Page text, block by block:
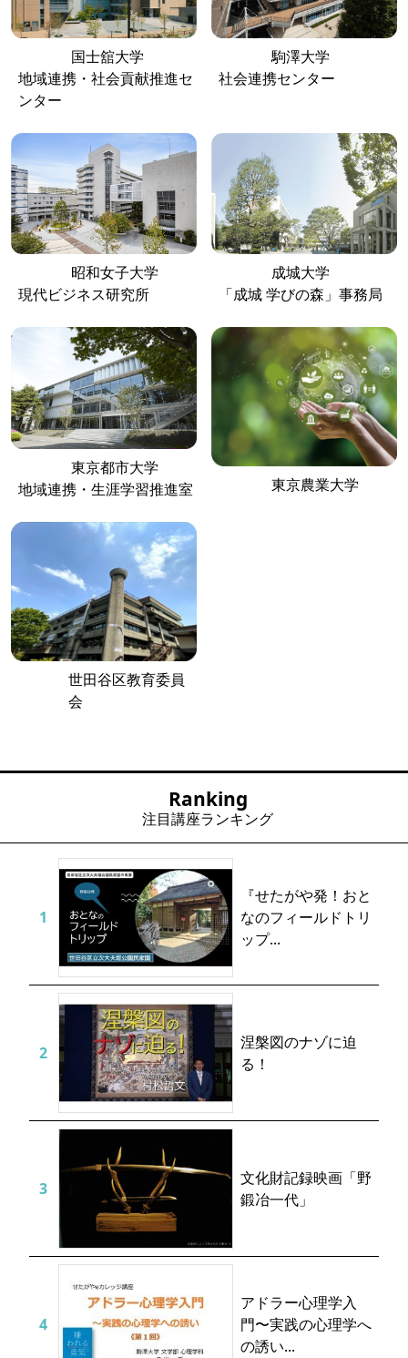
国士舘大学
地域連携・社会貢献推進セ
ンター
駒澤大学
社会連携センター
昭和女子大学
現代ビジネス研究所
成城大学
「成城 学びの森」事務局
東京都市大学
地域連携・生涯学習推進室
東京農業大学
世田谷区教育委員
会
Ranking
注目講座ランキング
『せたがや発！おと
なのフィールドトリ
ップ...
涅槃図のナゾに迫
る！
文化財記録映画「野
鍛冶一代」
アドラー心理学入
門〜実践の心理学へ
の誘い...